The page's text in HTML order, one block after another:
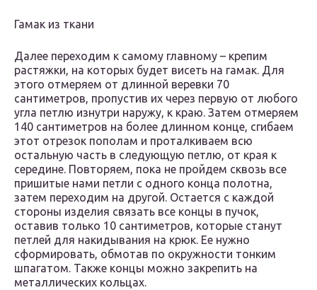
Гамак из ткани
Далее переходим к самому главному – крепим
растяжки, на которых будет висеть на гамак. Для
этого отмеряем от длинной веревки 70
сантиметров, пропустив их через первую от любого
угла петлю изнутри наружу, к краю. Затем отмеряем
140 сантиметров на более длинном конце, сгибаем
этот отрезок пополам и проталкиваем всю
остальную часть в следующую петлю, от края к
середине. Повторяем, пока не пройдем сквозь все
пришитые нами петли с одного конца полотна,
затем переходим на другой. Остается с каждой
стороны изделия связать все концы в пучок,
оставив только 10 сантиметров, которые станут
петлей для накидывания на крюк. Ее нужно
сформировать, обмотав по окружности тонким
шпагатом. Также концы можно закрепить на
металлических кольцах.